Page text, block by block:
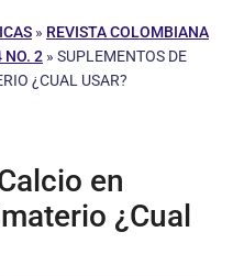
» REVISTA COLOMBIANA
NO. 2 » SUPLEMENTOS DE
¿CUAL USAR?
en
¿Cual